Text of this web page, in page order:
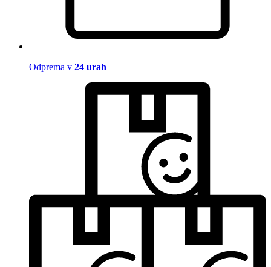
Odprema v 24 urah